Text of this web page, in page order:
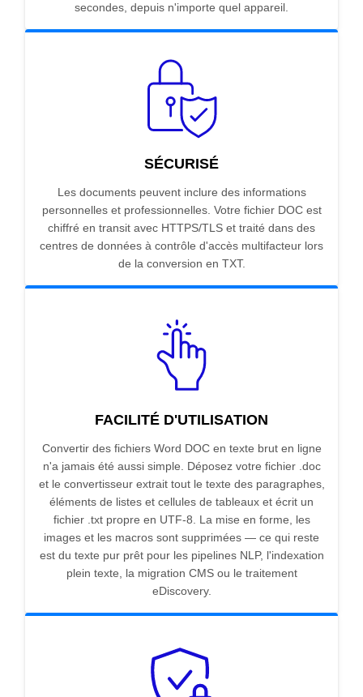
secondes, depuis n'importe quel appareil.
SÉCURISÉ
Les documents peuvent inclure des informations
personnelles et professionnelles. Votre fichier DOC est
chiffré en transit avec HTTPS/TLS et traité dans des
centres de données à contrôle d'accès multifacteur lors
de la conversion en TXT.
FACILITÉ D'UTILISATION
Convertir des fichiers Word DOC en texte brut en ligne
n'a jamais été aussi simple. Déposez votre fichier .doc
et le convertisseur extrait tout le texte des paragraphes,
éléments de listes et cellules de tableaux et écrit un
fichier .txt propre en UTF-8. La mise en forme, les
images et les macros sont supprimées — ce qui reste
est du texte pur prêt pour les pipelines NLP, l'indexation
plein texte, la migration CMS ou le traitement
eDiscovery.